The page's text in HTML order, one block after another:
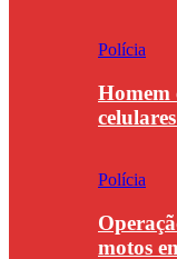
Polícia
Homem
Polícia
motos